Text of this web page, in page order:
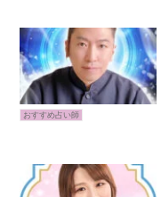
おすすめ占い師